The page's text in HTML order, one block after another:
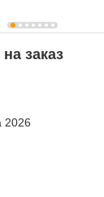
заказ
2026